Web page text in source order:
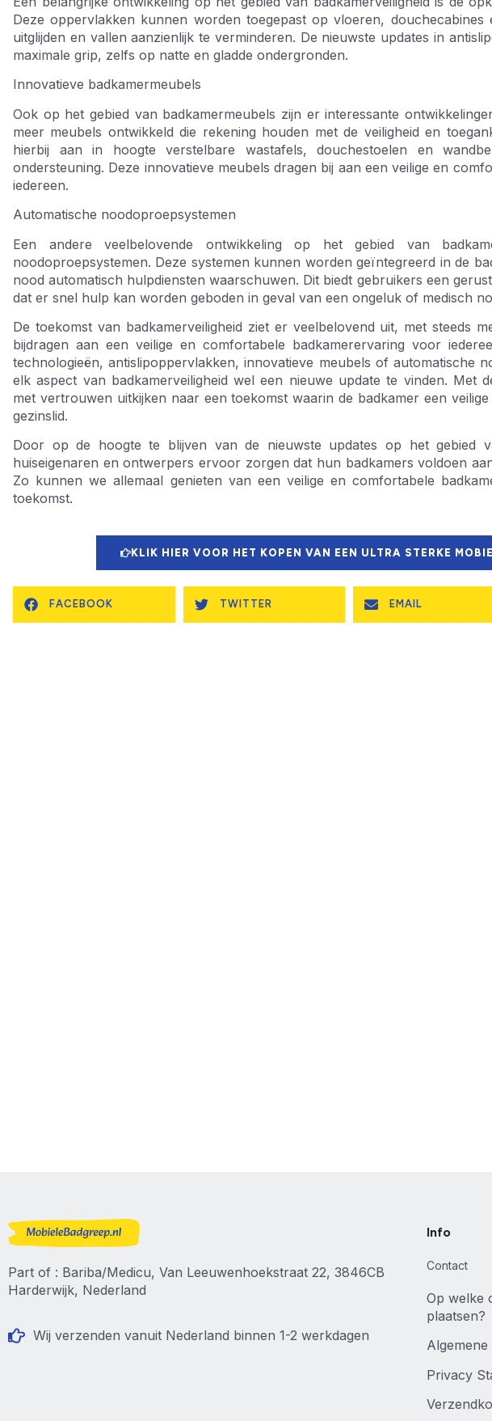
Deze oppervlakken kunnen worden toegepast op vloeren,
uitglijden en vallen aanzienlijk te verminderen. De nieuwste updates in
maximale grip, zelfs op natte en gladde ondergronden.
Innovatieve badkamermeubels
Ook op het gebied van badkamermeubels zijn er interessante
meer meubels ontwikkeld die rekening houden met de veiligheid en
hierbij aan in hoogte verstelbare wastafels, douchestoelen en
ondersteuning. Deze innovatieve meubels dragen bij aan een veilige en
iedereen.
Automatische noodoproepsystemen
Een andere veelbelovende ontwikkeling op het gebied van
noodoproepsystemen. Deze systemen kunnen worden geïntegreerd in de
nood automatisch hulpdiensten waarschuwen. Dit biedt gebruikers een
dat er snel hulp kan worden geboden in geval van een ongeluk of medisch
De toekomst van badkamerveiligheid ziet er veelbelovend uit, met steeds
bijdragen aan een veilige en comfortabele badkamerervaring voor
technologieën, antislipoppervlakken, innovatieve meubels of automatische
elk aspect van badkamerveiligheid wel een nieuwe update te vinden. Met
met vertrouwen uitkijken naar een toekomst waarin de badkamer een
gezinslid.
Door op de hoogte te blijven van de nieuwste updates op het gebied
huiseigenaren en ontwerpers ervoor zorgen dat hun badkamers voldoen
Zo kunnen we allemaal genieten van een veilige en comfortabele
toekomst.
KLIK HIER VOOR HET KOPEN VAN EEN ULTRA STERKE
FACEBOOK TWITTER EMAIL
Part of : Bariba/Medicu, Van Leeuwenhoekstraat 22, 3846CB
Harderwijk, Nederland
Wij verzenden vanuit Nederland binnen 1-2 werkdagen
Info
Contact
Op welke
plaatsen?
Privacy